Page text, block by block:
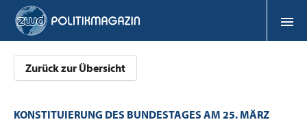
Zurück zur Übersicht
KONSTITUIERUNG DES BUNDESTAGES AM 25. MÄRZ